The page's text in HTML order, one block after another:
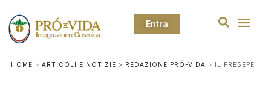
Entra
HOME > ARTICOLI E NOTIZIE > REDAZIONE PRÓ-VIDA > IL PRESEPE